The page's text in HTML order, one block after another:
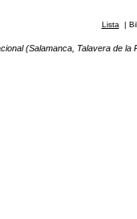
Lista |
(Salamanca, Talavera de la